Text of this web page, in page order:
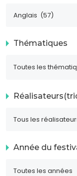
Thématiques
Année du